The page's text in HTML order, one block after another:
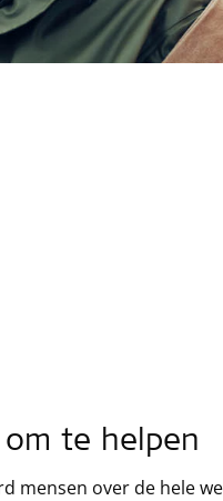
om te helpen
mensen over de hele